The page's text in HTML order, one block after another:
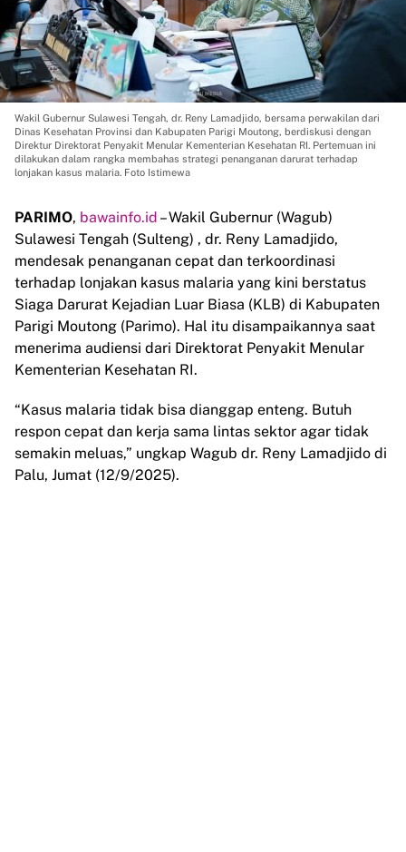
Wakil Gubernur Sulawesi Tengah, dr. Reny Lamadjido, bersama perwakilan dari
Dinas Kesehatan Provinsi dan Kabupaten Parigi Moutong, berdiskusi dengan
Direktur Direktorat Penyakit Menular Kementerian Kesehatan RI. Pertemuan ini
dilakukan dalam rangka membahas strategi penanganan darurat terhadap
lonjakan kasus malaria. Foto Istimewa
PARIMO, bawainfo.id – Wakil Gubernur (Wagub)
Sulawesi Tengah (Sulteng) , dr. Reny Lamadjido,
mendesak penanganan cepat dan terkoordinasi
terhadap lonjakan kasus malaria yang kini berstatus
Siaga Darurat Kejadian Luar Biasa (KLB) di Kabupaten
Parigi Moutong (Parimo). Hal itu disampaikannya saat
menerima audiensi dari Direktorat Penyakit Menular
Kementerian Kesehatan RI.
“Kasus malaria tidak bisa dianggap enteng. Butuh
respon cepat dan kerja sama lintas sektor agar tidak
semakin meluas,” ungkap Wagub dr. Reny Lamadjido di
Palu, Jumat (12/9/2025).